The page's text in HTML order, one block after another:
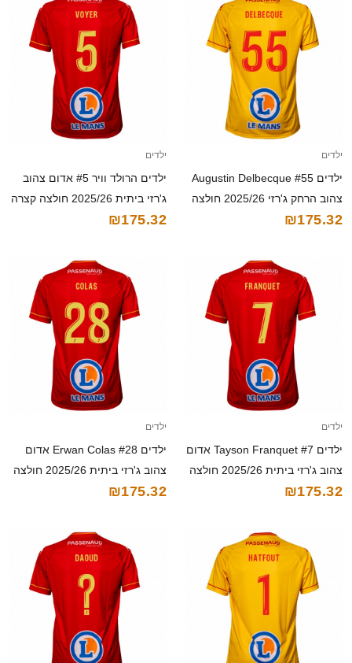
ילדים
ילדים Augustin Delbecque #55
צהוב הרחק ג'רזי 2025/26 חולצה
קצרה
₪175.32
ילדים
ילדים הרולד וויר #5 אדום צהוב
ג'רזי ביתית 2025/26 חולצה קצרה
₪175.32
ילדים
ילדים Tayson Franquet #7 אדום
צהוב ג'רזי ביתית 2025/26 חולצה
קצרה
₪175.32
ילדים
ילדים Erwan Colas #28 אדום
צהוב ג'רזי ביתית 2025/26 חולצה
קצרה
₪175.32